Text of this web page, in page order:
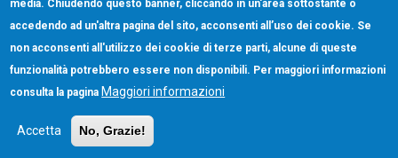
© Copyright VonSachsenBellony.com 2025. All Rights Reserved.
media. Chiudendo questo banner, cliccando in un'area sottostante o
accedendo ad un'altra pagina del sito, acconsenti all’uso dei cookie. Se
non acconsenti all'utilizzo dei cookie di terze parti, alcune di queste
funzionalità potrebbero essere non disponibili. Per maggiori informazioni
consulta la pagina Maggiori informazioni
Accetta No, Grazie!